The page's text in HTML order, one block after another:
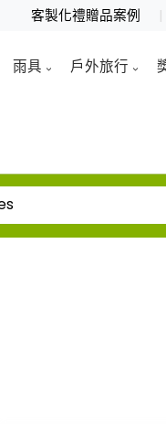
客製化禮贈品案例
雨具 戶外旅行